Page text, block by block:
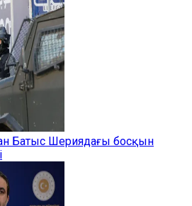
Батыс Шериядағы босқын